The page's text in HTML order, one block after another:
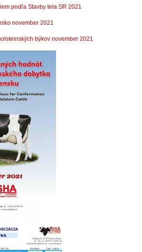
podľa Stavby tela SR 2021
november 2021
býkov november 2021